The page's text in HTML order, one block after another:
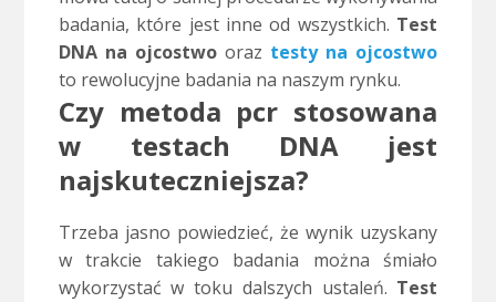
badania, które jest inne od wszystkich. Test
DNA na ojcostwooraz testy na ojcostwo
to rewolucyjne badania na naszym rynku.
Czy metoda pcr stosowana
w testach DNA jest
najskuteczniejsza?
Trzeba jasno powiedzieć, że wynik uzyskany
w trakcie takiego badania można śmiało
wykorzystać w toku dalszych ustaleń. Test